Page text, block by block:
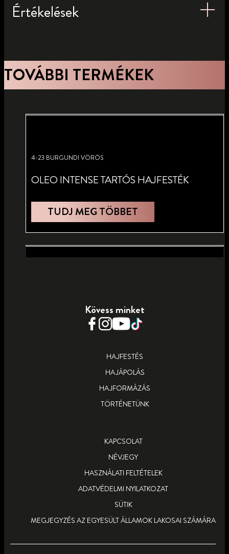
Értékelések
TOVÁBBI TERMÉKEK
4-23 BURGUNDI VÖRÖS
OLEO INTENSE TARTÓS HAJFESTÉK
TUDJ MEG TÖBBET
OLEO INTENSE TARTÓS HAJFESTÉK
OLEO INTENSE TARTÓS HAJFESTÉK
TUDJ MEG TÖBBET
Kövess minket
HAJFESTÉS
HAJÁPOLÁS
HAJFORMÁZÁS
TÖRTÉNETÜNK
KAPCSOLAT
NÉVJEGY
HASZNÁLATI FELTÉTELEK
ADATVÉDELMI NYILATKOZAT
SÜTIK
MEGJEGYZÉS AZ EGYESÜLT ÁLLAMOK LAKOSAI SZÁMÁRA